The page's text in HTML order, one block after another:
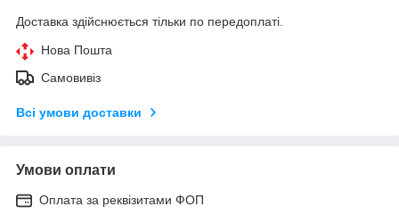
Доставка здійснюється тільки по передоплаті.
Нова Пошта
Самовивіз
Всі умови доставки
Умови оплати
Оплата за реквізитами ФОП